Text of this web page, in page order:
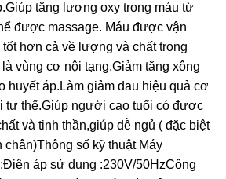
tăng lượng oxy trong máu từ
được massage. Máu được vận
hơn cả về lượng và chất trong
vùng cơ nội tạng.Giảm tăng xông
áp.Làm giảm đau hiệu quả cơ
tư thế.Giúp người cao tuổi có được
và tinh thần,giúp dễ ngủ ( đặc biệt
chân)Thông số kỹ thuật Máy
áp sử dụng :230V/50HzCông